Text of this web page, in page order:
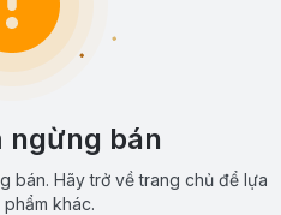
ngừng bán
bán. Hãy trở về trang chủ để lựa
khác.